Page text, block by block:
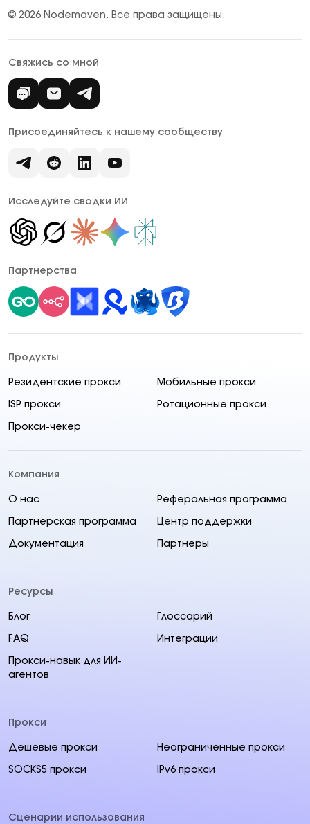
© 2026 Nodemaven. Все права защищены.
Свяжись со мной
Присоединяйтесь к нашему сообществу
Исследуйте сводки ИИ
Партнерства
Продукты
Резидентские прокси Мобильные прокси
ISP прокси Ротационные прокси
Прокси-чекер
Компания
О нас Реферальная программа
Партнерская программа Центр поддержки
Документация Партнеры
Ресурсы
Блог Глоссарий
FAQ Интеграции
Прокси-навык для ИИ-
агентов
Прокси
Дешевые прокси Неограниченные прокси
SOCKS5 прокси IPv6 прокси
Сценарии использования